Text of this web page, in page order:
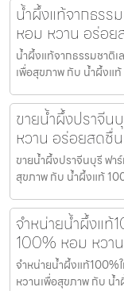
น้ำผึ้งแท้จากธรร
หอม หวาน อร่อ
น้ำผึ้งแท้จากธรรมชาติ
เพื่อสุขภาพ กับ น้ำผึ้งแ
ขายน้ำผึ้งปราจีน
หวาน อร่อยสดชื่
ขายน้ำผึ้งปราจีนบุรี ฟา
สุขภาพ กับ น้ำผึ้งแท้
จำหน่ายน้ำผึ้งแท้
100% หอม หวา
จำหน่ายน้ำผึ้งแท้100%
หวานเพื่อสุขภาพ กับ น้